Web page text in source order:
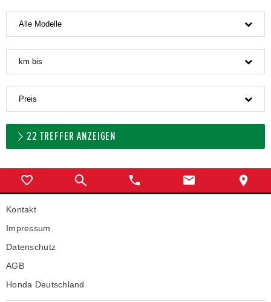
Alle Modelle
km bis
Preis
22 TREFFER ANZEIGEN
Kontakt
Impressum
Datenschutz
AGB
Honda Deutschland